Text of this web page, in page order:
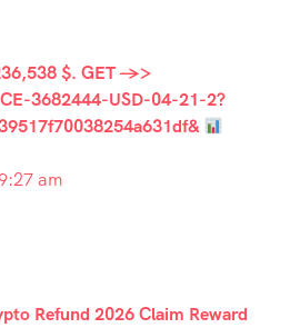
$. GET ->>
3682444-USD-04-21-2?
am
Refund 2026 Claim Reward